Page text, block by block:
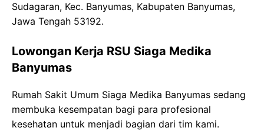
Sudagaran, Kec. Banyumas, Kabupaten Banyumas,
Jawa Tengah 53192.
Lowongan Kerja RSU Siaga Medika
Banyumas
Rumah Sakit Umum Siaga Medika Banyumas sedang
membuka kesempatan bagi para profesional
kesehatan untuk menjadi bagian dari tim kami.